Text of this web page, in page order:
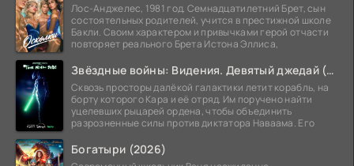
Лос-Анджелес, 1981 год. Семнадцатилетний Брет, сын
состоятельных родителей, учится в престижной школе
Бакли. Своим характером и привычками герой отчасти
повторяет реального Брета Истона Эллиса,
Звёздные войны: Видения. Девятый джедай (2026)
Сквозь просторы далёкой галактики летит корабль, на
борту которого Кара и её отряд. Им поручено найти
уцелевших рыцарей ордена, чтобы объединить
разрозненные силы против диктатора Наваама. Его
Богатыри (2026)